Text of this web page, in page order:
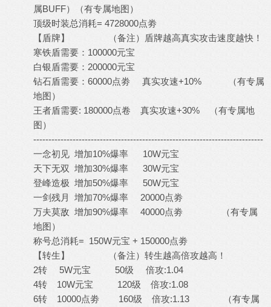
属BUFF）（有专属地图）
顶级时装总消耗= 4728000点劵
【盾牌】 （备注）盾牌越高真实攻击速度越快！
寒铁盾需要：100000元宝
白银盾需要：200000元宝
钻石盾需要：60000点劵 真实攻速+10% （有专属
地图）
王者盾需要: 180000点卷 真实攻速+30% （有专属地
图）
----------------------------------------------------------------------------
一念初见 增加10%爆率 10W元宝
天下无双 增加30%爆率 30W元宝
登峰造极 增加50%爆率 50W元宝
一剑残月 增加70%爆率 20000点劵
万夫莫敌 增加90%爆率 40000点劵 （有专属
地图）
称号总消耗= 150W元宝 + 150000点劵
【转生】 （备注）转生越高倍攻越高！
2转 5W元宝 50级 倍攻:1.04
4转 10W元宝 120级 倍攻:1.08
6转 10000点劵 160级 倍攻:1.13 （有专属